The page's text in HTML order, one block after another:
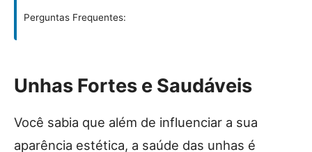
Perguntas Frequentes:
Unhas Fortes e Saudáveis
Você sabia que além de influenciar a sua
aparência estética, a saúde das unhas é